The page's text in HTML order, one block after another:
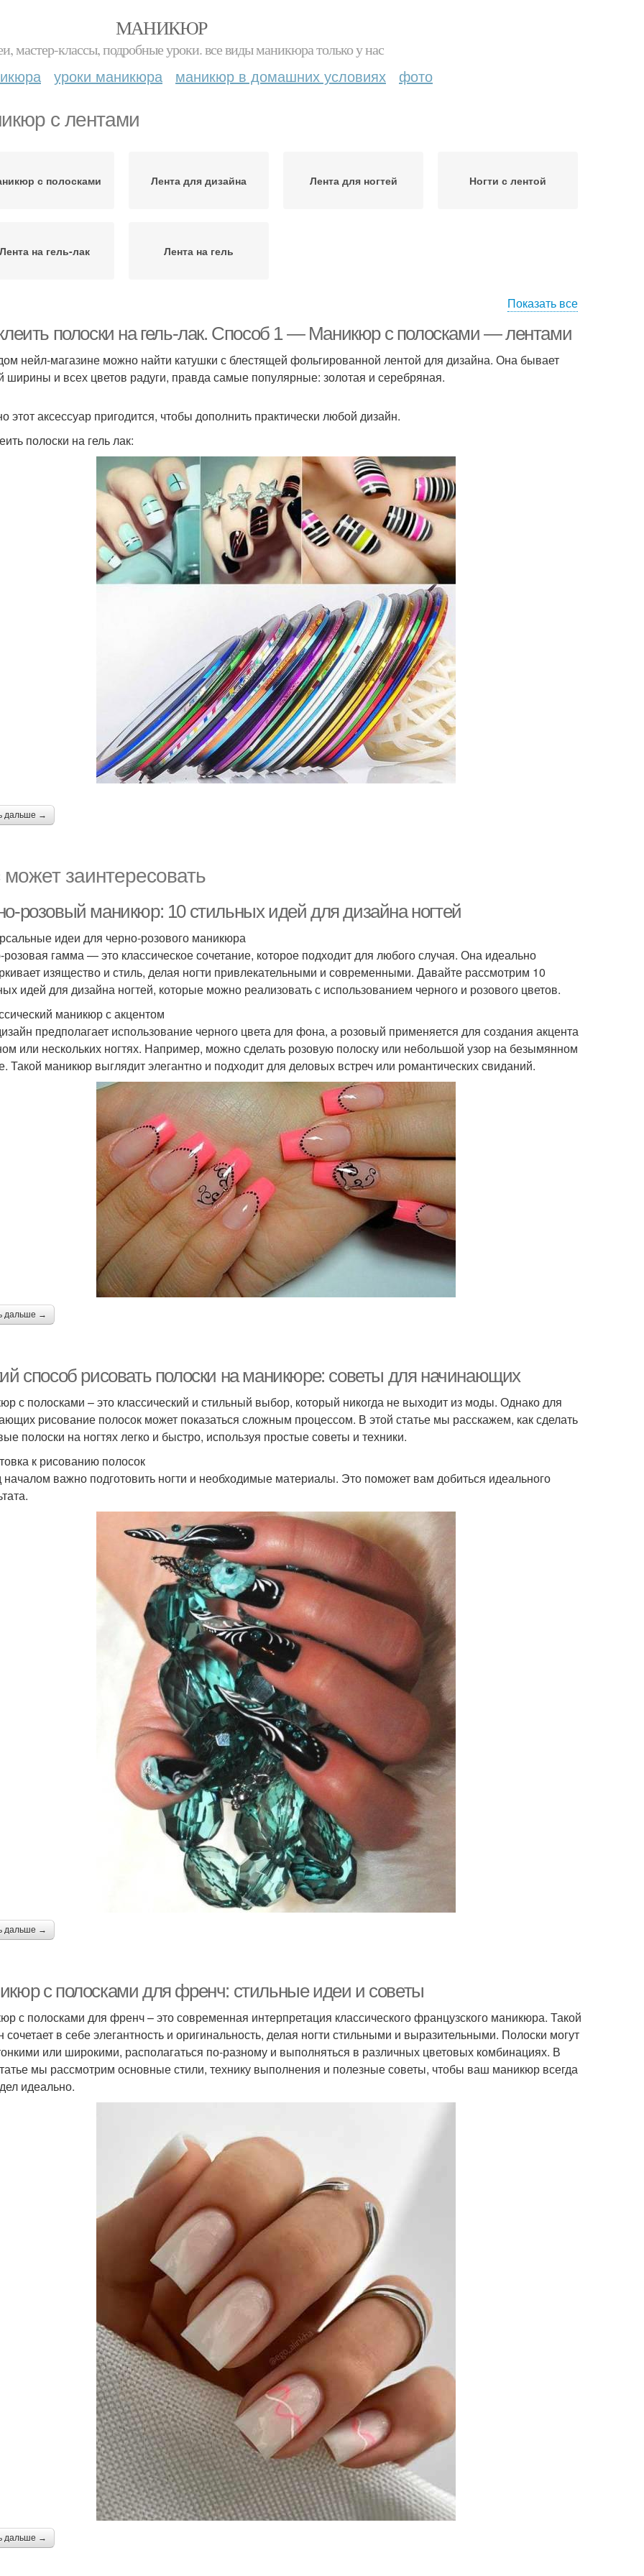
МАНИКЮР
мастер-классы, подробные уроки. все виды маникюра только у нас
уроки маникюра маникюр в домашних условиях фото
с лентами
с полосками Лента для дизайна Лента для ногтей Ногти с лентой
Лента на гель-лак Лента на гель
Показать все
полоски на гель-лак. Способ 1 — Маникюр с полосками — лентами
нейл-магазине можно найти катушки с блестящей фольгированной лентой для дизайна. Она бывает
ширины и всех цветов радуги, правда самые популярные: золотая и серебряная.
этот аксессуар пригодится, чтобы дополнить практически любой дизайн.
полоски на гель лак:
дальше →
заинтересовать
розовый маникюр: 10 стильных идей для дизайна ногтей
идеи для черно-розового маникюра
гамма — это классическое сочетание, которое подходит для любого случая. Она идеально
изящество и стиль, делая ногти привлекательными и современными. Давайте рассмотрим 10
идей для дизайна ногтей, которые можно реализовать с использованием черного и розового цветов.
маникюр с акцентом
предполагает использование черного цвета для фона, а розовый применяется для создания акцента
или нескольких ногтях. Например, можно сделать розовую полоску или небольшой узор на безымянном
Такой маникюр выглядит элегантно и подходит для деловых встреч или романтических свиданий.
дальше →
способ рисовать полоски на маникюре: советы для начинающих
с полосками – это классический и стильный выбор, который никогда не выходит из моды. Однако для
рисование полосок может показаться сложным процессом. В этой статье мы расскажем, как сделать
полоски на ногтях легко и быстро, используя простые советы и техники.
к рисованию полосок
важно подготовить ногти и необходимые материалы. Это поможет вам добиться идеального
дальше →
с полосками для френч: стильные идеи и советы
с полосками для френч – это современная интерпретация классического французского маникюра. Такой
сочетает в себе элегантность и оригинальность, делая ногти стильными и выразительными. Полоски могут
или широкими, располагаться по-разному и выполняться в различных цветовых комбинациях. В
мы рассмотрим основные стили, технику выполнения и полезные советы, чтобы ваш маникюр всегда
идеально.
дальше →